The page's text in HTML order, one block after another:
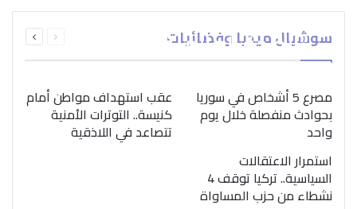
سوشيال ميديا وفضائيات الصفحةالصفحة
بمناسبة اليوم الدولي..
“الصحة العالمية” تؤكد
ضرورة اتباع نهج متكامل
لمواجهة إدمان المخدرات
مصرع 5 أشخاص في سوريا
بحوادث منفصلة خلال يوم
واحد
عقب استهداف مواطن أمام
كنيسة.. التوترات الأمنية
تتصاعد في اللاذقية
استمرار الاعتقالات
السياسية.. تركيا توقف 4
نشطاء من حزب المساواة